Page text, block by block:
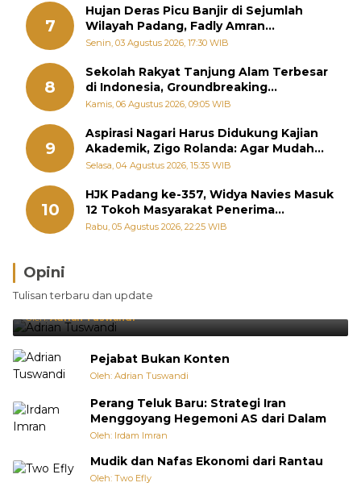
7
Hujan Deras Picu Banjir di Sejumlah
Wilayah Padang, Fadly Amran
Perintahkan OPD Siaga
Senin, 03 Agustus 2026, 17:30 WIB
8
Sekolah Rakyat Tanjung Alam Terbesar
di Indonesia, Groundbreaking
September
Kamis, 06 Agustus 2026, 09:05 WIB
9
Aspirasi Nagari Harus Didukung Kajian
Akademik, Zigo Rolanda: Agar Mudah
Diperjuangkan di Kementerian
Selasa, 04 Agustus 2026, 15:35 WIB
10
HJK Padang ke-357, Widya Navies Masuk
12 Tokoh Masyarakat Penerima
Penghargaan Pemko Padang
Rabu, 05 Agustus 2026, 22:25 WIB
Opini
Tulisan terbaru dan update
Brasil Lebih Diunggulkan, tetapi Jepang Selalu
Punya Cara Membuat Kejutan
Oleh:Adrian Tuswandi
Pejabat Bukan Konten
Oleh: Adrian Tuswandi
Perang Teluk Baru: Strategi Iran
Menggoyang Hegemoni AS dari Dalam
Oleh: Irdam Imran
Mudik dan Nafas Ekonomi dari Rantau
Oleh: Two Efly